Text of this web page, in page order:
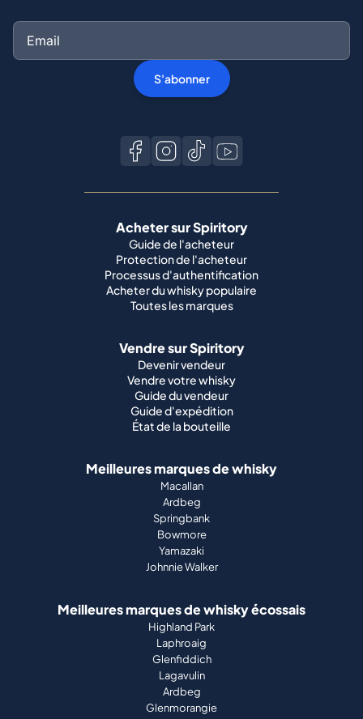
S'abonner
Acheter sur Spiritory
Guide de l'acheteur
Protection de l'acheteur
Processus d'authentification
Acheter du whisky populaire
Toutes les marques
Vendre sur Spiritory
Devenir vendeur
Vendre votre whisky
Guide du vendeur
Guide d'expédition
État de la bouteille
Meilleures marques de whisky
Macallan
Ardbeg
Springbank
Bowmore
Yamazaki
Johnnie Walker
Meilleures marques de whisky écossais
Highland Park
Laphroaig
Glenfiddich
Lagavulin
Ardbeg
Glenmorangie